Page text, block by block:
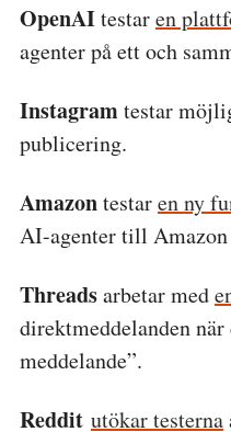
OpenAItestaren
agenter på ett och
Instagramtestar
publicering.
Amazontestaren ny
AI-agenter till
Threadsarbetar med
direktmeddelanden
meddelande”.
Reddit utökar testerna